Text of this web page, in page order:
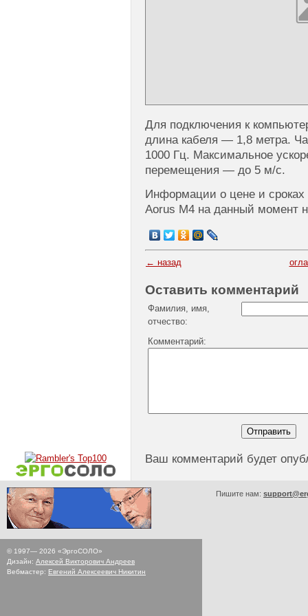
Для подключения к
длина кабеля — 1,8 метра.
1000 Гц. Максимальное
перемещения — до 5 м/с.
Информации о цене и
Aorus M4 на данный момент
← назад
Оставить комментарий
Фамилия, имя,
отчество:
Комментарий:
Ваш комментарий будет
© 1997— 2026 «ЭргоСОЛО»
Дизайн: Алексей Викторович Андреев
Вебмастер: Евгений Алексеевич Никитин
Пишите нам: